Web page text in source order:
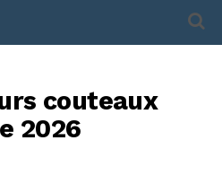
couteaux
2026